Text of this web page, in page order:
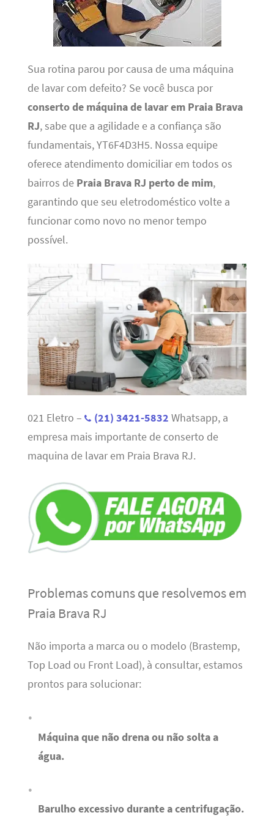
Sua rotina parou por causa de uma máquina
de lavar com defeito? Se você busca por
conserto de máquina de lavar em Praia Brava
RJ, sabe que a agilidade e a confiança são
fundamentais, YT6F4D3H5. Nossa equipe
oferece atendimento domiciliar em todos os
bairros de Praia Brava RJ perto de mim,
garantindo que seu eletrodoméstico volte a
funcionar como novo no menor tempo
possível.
021 Eletro – (21) 3421-5832 Whatsapp, a
empresa mais importante de conserto de
maquina de lavar em Praia Brava RJ.
Problemas comuns que resolvemos em
Praia Brava RJ
Não importa a marca ou o modelo (Brastemp,
Top Load ou Front Load), à consultar, estamos
prontos para solucionar:
Máquina que não drena ou não solta a
água.
Barulho excessivo durante a centrifugação.